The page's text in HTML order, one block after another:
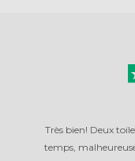
Très bien! Deux
temps,